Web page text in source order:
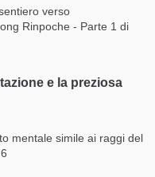
verso
Rinpoche - Parte 1 di
e la preziosa
mentale simile ai raggi del